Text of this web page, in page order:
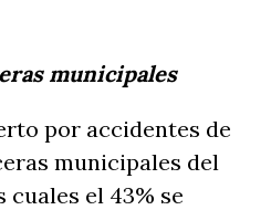
municipales
por accidentes de
municipales del
cuales el 43% se